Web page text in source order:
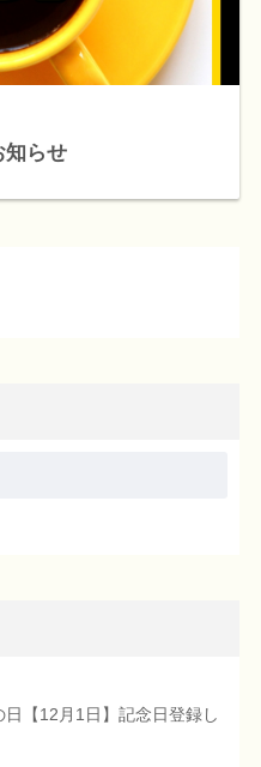
知らせ
【12月1日】記念日登録し